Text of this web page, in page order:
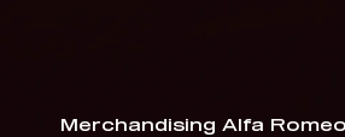
Merchandising Alfa Romeo